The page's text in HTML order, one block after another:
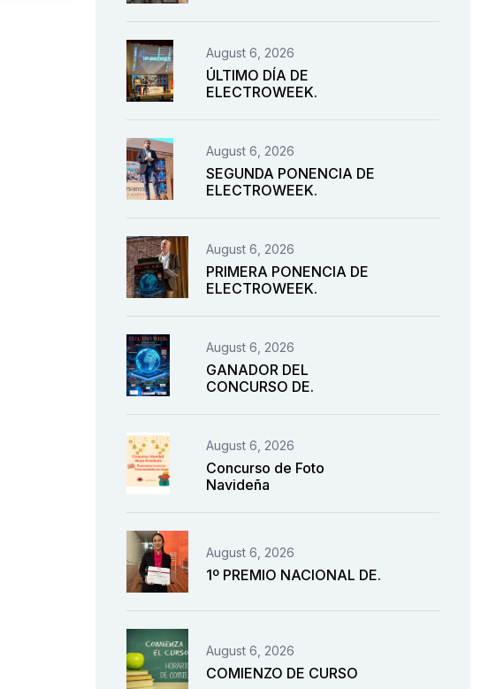
August 6, 2026
ÚLTIMO DÍA DE
ELECTROWEEK.
August 6, 2026
SEGUNDA PONENCIA DE
ELECTROWEEK.
August 6, 2026
PRIMERA PONENCIA DE
ELECTROWEEK.
August 6, 2026
GANADOR DEL
CONCURSO DE.
August 6, 2026
Concurso de Foto
Navideña
August 6, 2026
1º PREMIO NACIONAL DE.
August 6, 2026
COMIENZO DE CURSO